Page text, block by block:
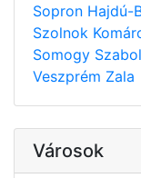
Sopron Hajdú-
Szolnok
Somogy
Veszprém Zala
Városok